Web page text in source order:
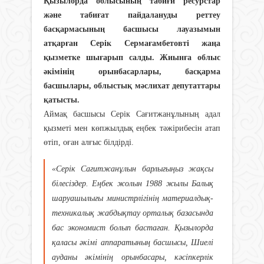
және табиғат пайдалануды реттеу
басқармасының басшысы лауазымын
атқарған Серік Сермағамбетовті жаңа
қызметке шығарып салды. Жиынға облыс
әкімінің орынбасарлары, басқарма
басшылары, облыстық мәслихат депутаттары
қатысты.
Аймақ басшысы Серік Сағитжанұлының адал
қызметі мен көпжылдық еңбек тәжірибесін атап
өтіп, оған алғыс білдірді.
«Серік Сағитжанұлын барлығыңыз жақсы
білесіздер. Еңбек жолын 1988 жылы Балық
шаруашылығы министрлігінің материалдық-
техникалық жабдықтау орталық базасында
бас экономист болып бастаған. Қызылорда
қаласы әкімі аппаратының басшысы, Шиелі
ауданы әкімінің орынбасары, кәсіпкерлік